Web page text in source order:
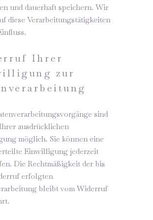
und dauerhaft speichern. Wir
diese Verarbeitungstätigkeiten
Ihrer
zur
sind
ausdrücklichen
möglich. Sie können eine
Einwilligung jederzeit
Die Rechtmäßigkeit der bis
erfolgten
bleibt vom Widerruf